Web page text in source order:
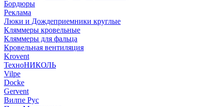
Бордюры
Рекламa
Люки и Дождеприемники круглые
Кляммеры кровельные
Кляммеры для фальца
Кровельная вентиляция
Krovent
ТехноНИКОЛЬ
Vilpe
Docke
Gervent
Вилпе Рус